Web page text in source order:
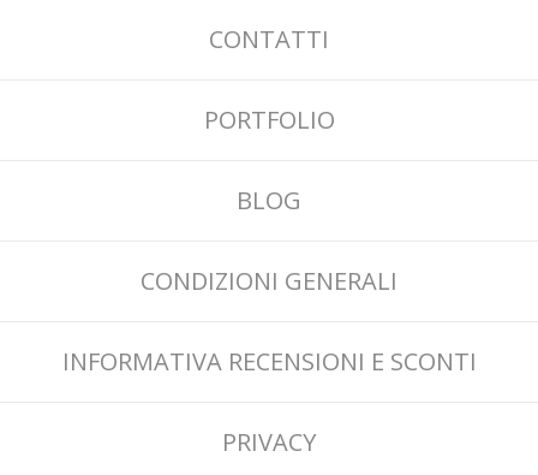
CONTATTI
PORTFOLIO
BLOG
CONDIZIONI GENERALI
INFORMATIVA RECENSIONI E SCONTI
PRIVACY